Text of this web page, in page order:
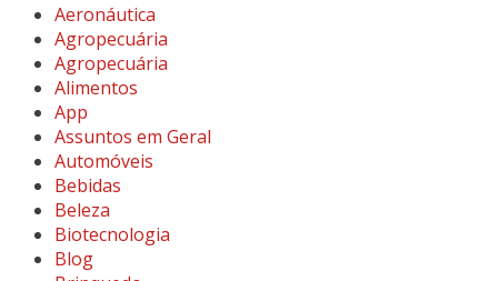
Aeronáutica
Agropecuária
Agropecuária
Alimentos
App
Assuntos em Geral
Automóveis
Bebidas
Beleza
Biotecnologia
Blog